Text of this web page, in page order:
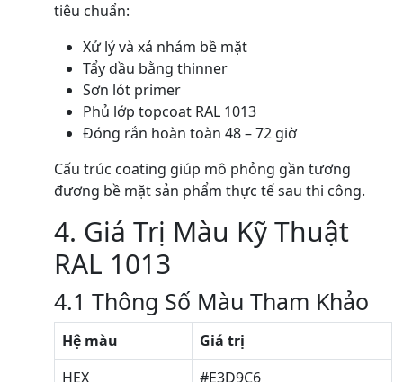
tiêu chuẩn:
Xử lý và xả nhám bề mặt
Tẩy dầu bằng thinner
Sơn lót primer
Phủ lớp topcoat RAL 1013
Đóng rắn hoàn toàn 48 – 72 giờ
Cấu trúc coating giúp mô phỏng gần tương
đương bề mặt sản phẩm thực tế sau thi công.
4. Giá Trị Màu Kỹ Thuật
RAL 1013
4.1 Thông Số Màu Tham Khảo
Hệ màu
Giá trị
HEX
#E3D9C6